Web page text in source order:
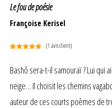
Le fou de poésie
Françoise Kerisel
basé sur
notation
client
(1 avis client)
Bashô sera-t-il samouraï ? Lui qui
neige… Il choisit les chemins
auteur de ces courts poèmes de